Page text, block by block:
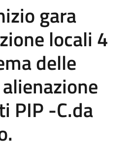
gara
locali 4
delle
PIP -C.da